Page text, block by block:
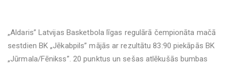
„Aldaris” Latvijas Basketbola līgas regulārā čempionāta mačā
sestdien BK „Jēkabpils” mājās ar rezultātu 83:90 piekāpās BK
„Jūrmala/Fēnikss”. 20 punktus un sešas atlēkušās bumbas